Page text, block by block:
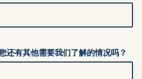
还有其他需要我们了解的情况吗？